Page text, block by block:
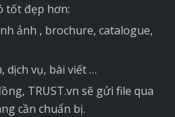
tốt đẹp hơn:
ảnh , brochure, catalogue,
dịch vụ, bài viết …
TRUST.vn sẽ gửi file qua
cần chuẩn bị.